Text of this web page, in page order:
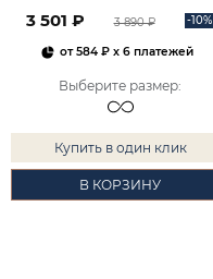
3 501 ₽ 3 890 ₽ -10%
от584 ₽ x 6 платежей
Выберите размер:
Купить в один клик
В КОРЗИНУ